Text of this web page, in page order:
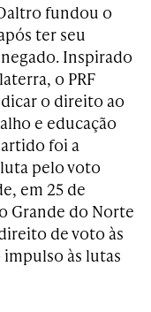
fundou o
ter seu
Inspirado
o PRF
o direito ao
e educação
foi a
pelo voto
em 25 de
Grande do Norte
de voto às
às lutas